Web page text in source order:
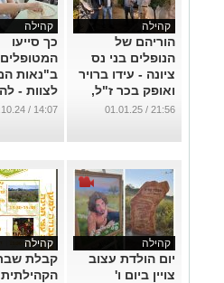
קהילה
הוריהם של
הנופלים בני נס
ציונה - עידו ברויר
ואופק בכר ז"ל,
השתתפו בהדלקת
נועם
21:56 / 01.01.25
קהילה
כך סייעו
המטופלים
ב"נאות
לצוות -
עוגות לחג
...
14:07 / 02.10.24
קהילה
יום הולדת עצוב
צויין ביום ו'
קהילה
קבלת